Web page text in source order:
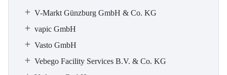
V-Markt Günzburg GmbH & Co. KG
vapic GmbH
Vasto GmbH
Vebego Facility Services B.V. & Co. KG